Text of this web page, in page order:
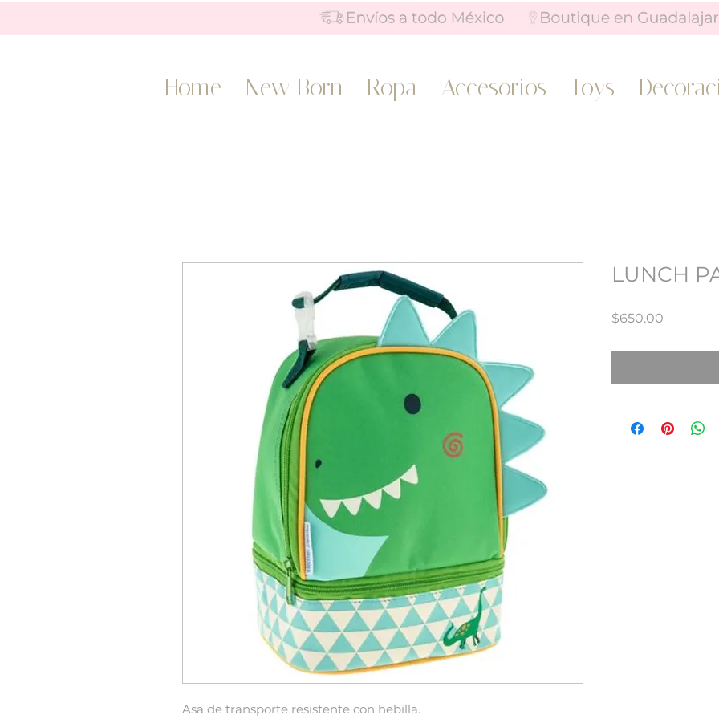
Home New Born Ropa Accesorios Toys
Asa de transporte resistente con hebilla.
LUNCH
$650.00